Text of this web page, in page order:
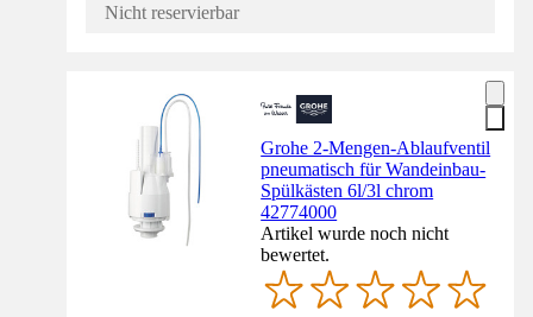
Nicht reservierbar
Grohe 2-Mengen-Ablaufventil
pneumatisch für Wandeinbau-
Spülkästen 6l/3l chrom
42774000
Artikel wurde noch nicht
bewertet.